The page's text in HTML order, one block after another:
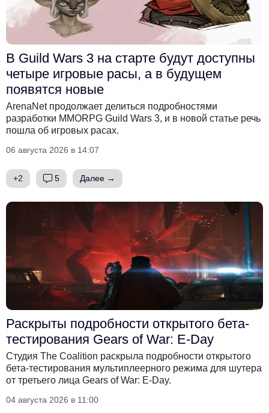
В Guild Wars 3 на старте будут доступны
четыре игровые расы, а в будущем
появятся новые
ArenaNet продолжает делиться подробностями
разработки MMORPG Guild Wars 3, и в новой статье речь
пошла об игровых расах.
06 августа 2026 в 14:07
+2 5 Далее →
Раскрыты подробности открытого бета-
тестирования Gears of War: E-Day
Студия The Coalition раскрыла подробности открытого
бета-тестирования мультиплеерного режима для шутера
от третьего лица Gears of War: E-Day.
04 августа 2026 в 11:00